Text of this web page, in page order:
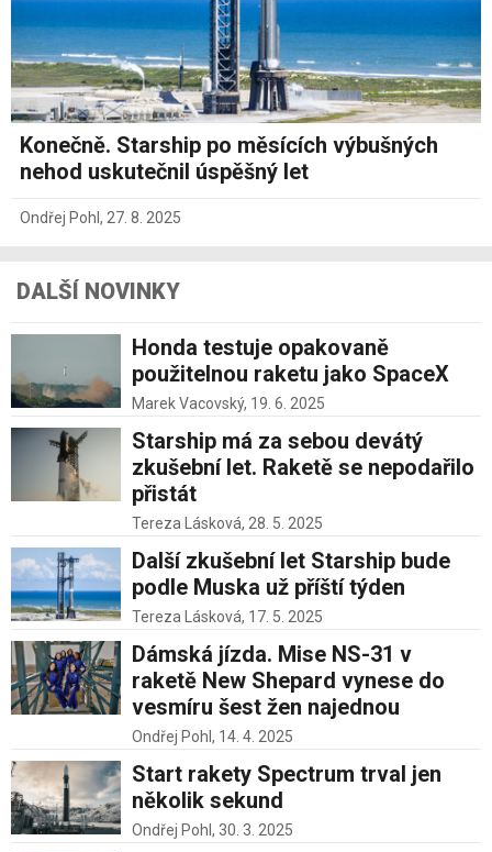
Konečně. Starship po měsících výbušných
nehod uskutečnil úspěšný let
Ondřej Pohl , 27. 8. 2025
DALŠÍ NOVINKY
Honda testuje opakovaně
použitelnou raketu jako SpaceX
Marek Vacovský, 19. 6. 2025
Starship má za sebou devátý
zkušební let. Raketě se nepodařilo
přistát
Tereza Lásková, 28. 5. 2025
Další zkušební let Starship bude
podle Muska už příští týden
Tereza Lásková, 17. 5. 2025
Dámská jízda. Mise NS-31 v
raketě New Shepard vynese do
vesmíru šest žen najednou
Ondřej Pohl, 14. 4. 2025
Start rakety Spectrum trval jen
několik sekund
Ondřej Pohl, 30. 3. 2025